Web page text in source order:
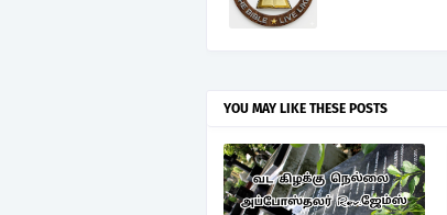
YOU MAY LIKE THESE POSTS